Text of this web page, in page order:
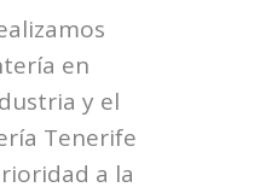
en
y el
Tenerife
a la